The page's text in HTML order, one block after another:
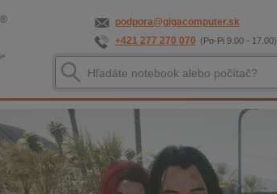
podpora@gigacomputer.sk
+421 277 270 070 (Po-Pi 9.00 - 17.00)